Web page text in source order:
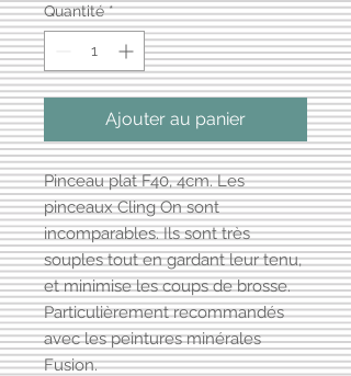
Quantité *
Ajouter au panier
Pinceau plat F40, 4cm. Les
pinceaux Cling On sont
incomparables. Ils sont très
souples tout en gardant leur tenu,
et minimise les coups de brosse.
Particulièrement recommandés
avec les peintures minérales
Fusion.